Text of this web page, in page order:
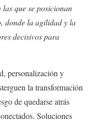
que se posicionan
donde la agilidad y la
decisivos para
personalización y
la transformación
de quedarse atrás
Soluciones